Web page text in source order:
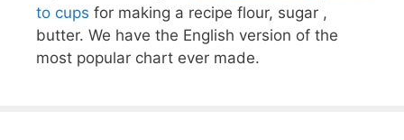
to cups for making a recipe flour, sugar ,
butter. We have the English version of the
most popular chart ever made.